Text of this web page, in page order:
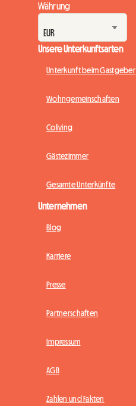
Währung
Unsere Unterkunftsarten
Unterkunft beim Gastgeber
Wohngemeinschaften
Coliving
Gästezimmer
Gesamte Unterkünfte
Unternehmen
Blog
Karriere
Presse
Partnerschaften
Impressum
AGB
Zahlen und Fakten